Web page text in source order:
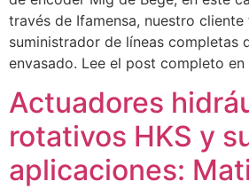
través de Ifamensa, nuestro
suministrador de líneas completas
envasado. Lee el post completo en
Actuadores
rotativos HKS y
aplicaciones: